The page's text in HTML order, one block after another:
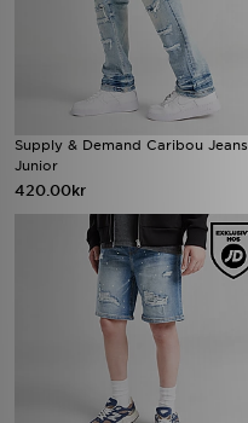
Supply & Demand Caribou Jeans
Junior
420.00kr